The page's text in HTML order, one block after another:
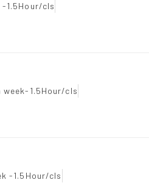
-1.5Hour/cls
week-1.5Hour/cls
-1.5Hour/cls